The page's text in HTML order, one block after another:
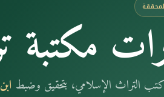
مكتبة
التراث الإسلامي، بتحقيق وضبط